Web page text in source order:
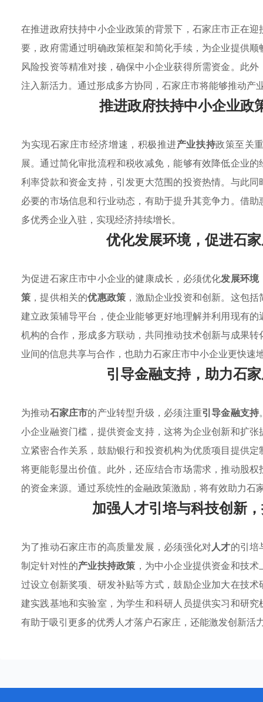
在推进政府扶持中小企业政策的背景下，石家庄市正在
要，政府需通过明确政策框架和简化手续，为企业提供
风险投资等精准对接，确保中小企业获得所需资金。此外
注入新活力。通过形成多方协同，石家庄市将能够推动产
推进政府扶持中小企业政
为实现石家庄市经济增速，积极推进产业扶持政策至关
展。通过简化审批流程和税收减免，能够有效降低企业
利率贷款和资金支持，引发更大范围的投资热情。与此
必要的市场信息和行业动态，有助于提升其竞争力。借
多优秀企业入驻，实现经济持续增长。
优化发展环境，促进石
为促进石家庄市中小企业的健康成长，必须优化发展环境
策 ，提供相关的优惠政策 ，激励企业投资和创新。这包
建立政策辅导平台，使企业能够更好地理解并利用现有
机构的合作，形成多方联动，共同推动技术创新与成果
业间的信息共享与合作，也助力石家庄市中小企业更快速
引导金融支持，助力石
为推动石家庄市的产业转型升级，必须注重引导金融支持
小企业融资门槛，提供资金支持，这将为企业创新和扩
立紧密合作关系，鼓励银行和投资机构为优质项目提供
将更能彰显出价值。此外，还应结合市场需求，推动股
的资金来源。通过系统性的金融政策激励，将有效助力石
加强人才引培与科技创新
为了推动石家庄市的高质量发展，必须强化对人才的引培
制定针对性的产业扶持政策 ，为中小企业提供资金和技
过设立创新奖项、研发补贴等方式，鼓励企业加大在技
建实践基地和实验室，为学生和科研人员提供实习和研
有助于吸引更多的优秀人才落户石家庄，还能激发创新活